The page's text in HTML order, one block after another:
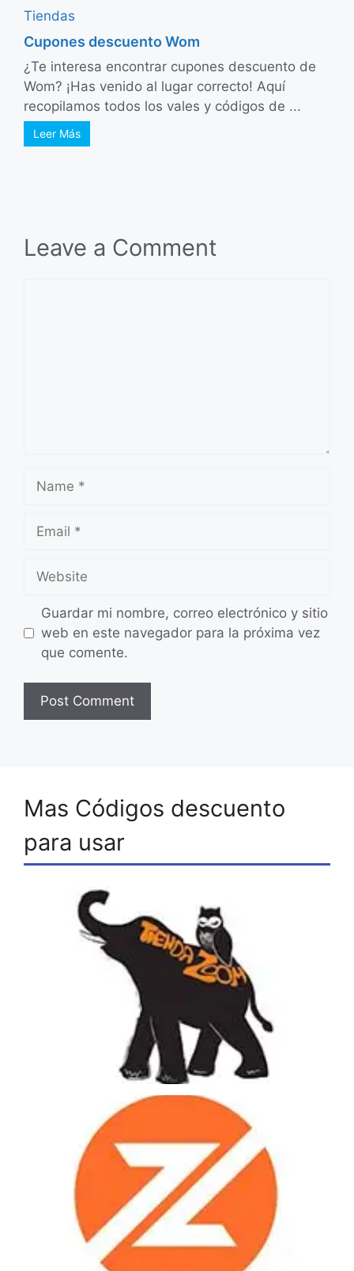
Tiendas
Cupones descuento Wom
¿Te interesa encontrar cupones descuento de
Wom? ¡Has venido al lugar correcto! Aquí
recopilamos todos los vales y códigos de ...
Leer Más
Leave a Comment
Guardar mi nombre, correo electrónico y sitio
web en este navegador para la próxima vez
que comente.
Mas Códigos descuento
para usar